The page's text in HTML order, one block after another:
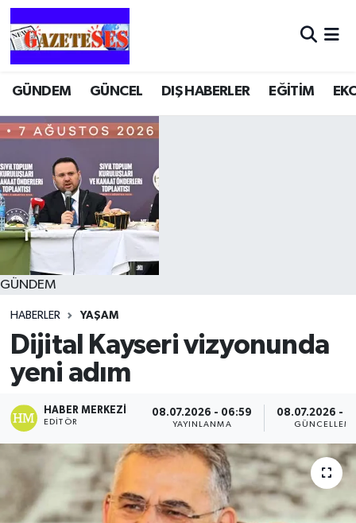
GÜNDEM GÜNCEL DIŞ HABERLER EĞİTİM
GÜNDEM
HABERLER YAŞAM
Dijital Kayseri vizyonunda
yeni adım
HABER MERKEZI
EDITÖR
08.07.2026 - 06:59
YAYINLANMA
08.07.2026 -